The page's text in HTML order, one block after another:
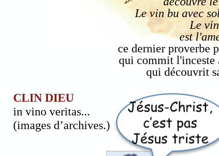
Le vin bu avec
Le
est
ce dernier proverbe
qui commit l'inceste
qui découvrit
CLIN DIEU
in vino veritas...
(images d’archives.)